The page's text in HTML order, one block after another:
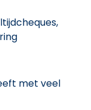
met veel